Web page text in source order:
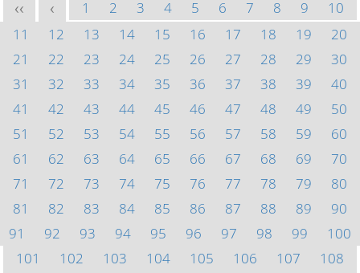
<< < 1 2 3 4 5 6 7 8 9
10
11
12 13 14 15 16 17 18 19
20
21
22 23 24 25 26 27 28 29
30
31
32 33 34 35 36 37 38 39
40
41
42 43 44 45 46 47 48 49
50
51
52 53 54 55 56 57 58 59
60
61
62 63 64 65 66 67 68 69
70
71
72 73 74 75 76 77 78 79
80
81
82 83 84 85 86 87 88 89
90
91
92 93 94 95 96 97 98 99
100
101
102 103 104 105 106 107
108